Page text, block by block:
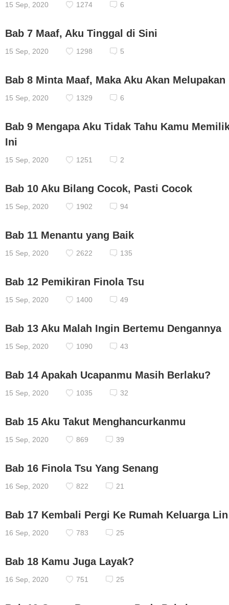
15 Sep, 2020 1274 6
Bab 7 Maaf, Aku Tinggal di Sini
15 Sep, 2020 1298 5
Bab 8 Minta Maaf, Maka Aku Akan
15 Sep, 2020 1329 6
Bab 9 Mengapa Aku Tidak Tahu Kamu
Ini
15 Sep, 2020 1251 2
Bab 10 Aku Bilang Cocok, Pasti Cocok
15 Sep, 2020 1902 94
Bab 11 Menantu yang Baik
15 Sep, 2020 2622 135
Bab 12 Pemikiran Finola Tsu
15 Sep, 2020 1400 49
Bab 13 Aku Malah Ingin Bertemu Dengannya
15 Sep, 2020 1090 43
Bab 14 Apakah Ucapanmu Masih Berlaku?
15 Sep, 2020 1035 32
Bab 15 Aku Takut Menghancurkanmu
15 Sep, 2020 869 39
Bab 16 Finola Tsu Yang Senang
16 Sep, 2020 822 21
Bab 17 Kembali Pergi Ke Rumah Keluarga Lin
16 Sep, 2020 783 25
Bab 18 Kamu Juga Layak?
16 Sep, 2020 751 25